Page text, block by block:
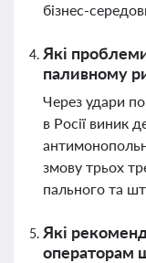
бізнес-
Які
паливному
Через удари
в Росії виник
змову трьох
пального та
Які
операторам